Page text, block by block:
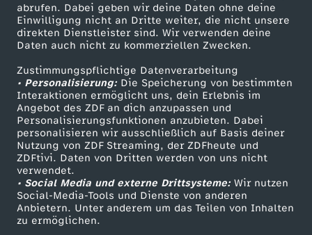
abrufen. Dabei geben wir deine Daten ohne deine
Einwilligung nicht an Dritte weiter, die nicht unsere
direkten Dienstleister sind. Wir verwenden deine
Daten auch nicht zu kommerziellen Zwecken.
Zustimmungspflichtige Datenverarbeitung
• Personalisierung:Die Speicherung von bestimmten
Interaktionen ermöglicht uns, dein Erlebnis im
Angebot des ZDF an dich anzupassen und
Personalisierungsfunktionen anzubieten. Dabei
personalisieren wir ausschließlich auf Basis deiner
Nutzung von ZDF Streaming, der ZDFheute und
ZDFtivi. Daten von Dritten werden von uns nicht
verwendet.
• Social Media und externe Drittsysteme:Wir nutzen
Social-Media-Tools und Dienste von anderen
Anbietern. Unter anderem um das Teilen von Inhalten
zu ermöglichen.
s
c
h
s
e
r
l
t
a
n
n
s
i
n
r
s
c
h
w
i
n
n
ZDF-Apps
Smart TV
ZDFtext
Livestreams
Sendungen A-Z
TV-Programm
ZDFmitreden
Kontakt zum ZDF
Tickets
Zuschauerservice
Hilfe
ZDF Unternehmen
Karriere